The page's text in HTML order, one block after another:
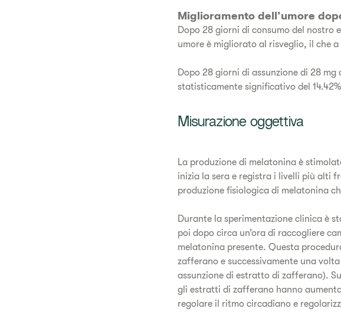
Miglioramento dell’umore
Dopo 28 giorni di consumo del
umore è migliorato al risveglio, il che
Dopo 28 giorni di assunzione di 28
statisticamente significativo del
Misurazione oggettiva
La produzione di melatonina è
inizia la sera e registra i livelli più alti
produzione fisiologica di melatonina
Durante la sperimentazione clinica è
poi dopo circa un’ora di raccogliere
melatonina presente. Questa
zafferano e successivamente una
assunzione di estratto di zafferano).
gli estratti di zafferano hanno
regolare il ritmo circadiano e